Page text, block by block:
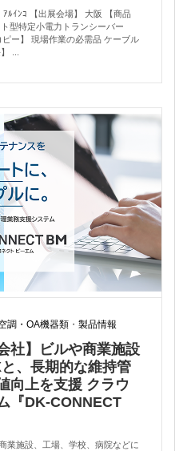
ｱﾙｲﾝｺ 【出展会場】 大阪 【商品
型特定小電力トランシーバー
ピー】 現場作業の必需品 ケーブル
...
調・OA機器類 ・製品情報
社】ビルや商業施設
、長期的な維持管
向上を支援 クラウ
『DK-CONNECT
業施設、工場、学校、病院などに